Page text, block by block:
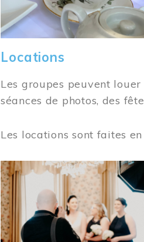
Locations
Les groupes peuvent
séances de photos, des
Les locations sont faites en
Image